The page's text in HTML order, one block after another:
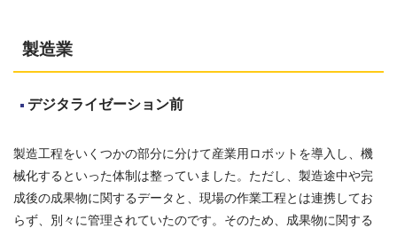
製造業
デジタライゼーション前
製造工程をいくつかの部分に分けて産業用ロボットを導入し、機
械化するといった体制は整っていました。ただし、製造途中や完
成後の成果物に関するデータと、現場の作業工程とは連携してお
らず、別々に管理されていたのです。そのため、成果物に関する